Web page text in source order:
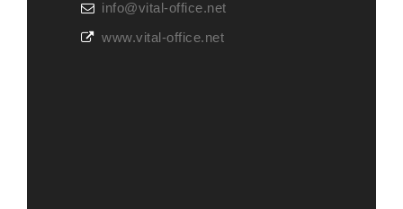
info@vital-office.net
www.vital-office.net